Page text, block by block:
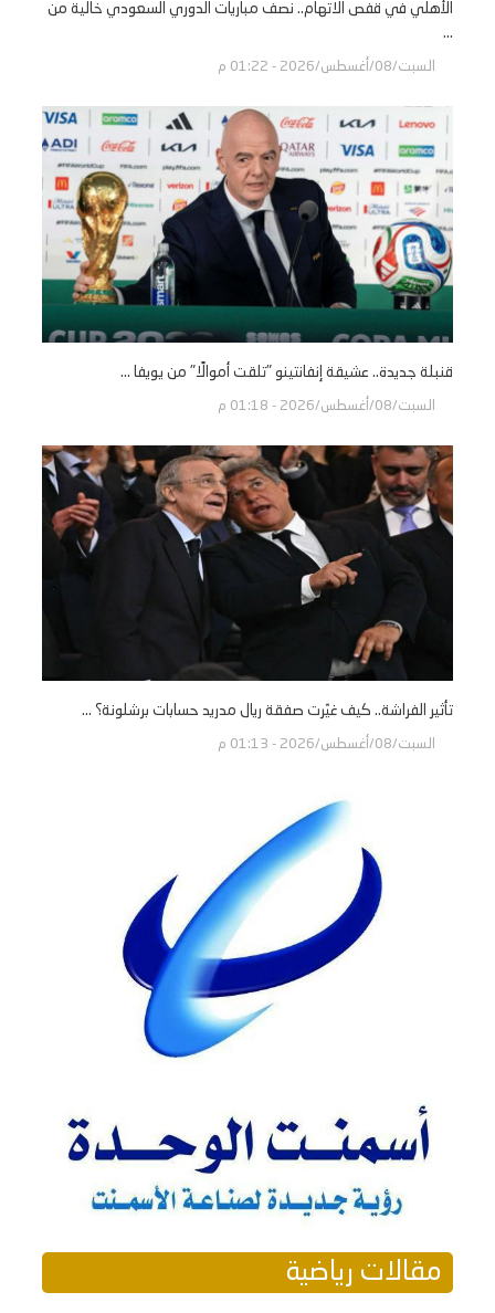
الأهلي في قفص الاتهام.. نصف مباريات الدوري السعودي خالية من
...
السبت/08/أغسطس/2026 - 01:22 م
قنبلة جديدة.. عشيقة إنفانتينو "تلقت أموالًا" من يويفا ...
السبت/08/أغسطس/2026 - 01:18 م
تأثير الفراشة.. كيف غيّرت صفقة ريال مدريد حسابات برشلونة؟ ...
السبت/08/أغسطس/2026 - 01:13 م
مقالات رياضية